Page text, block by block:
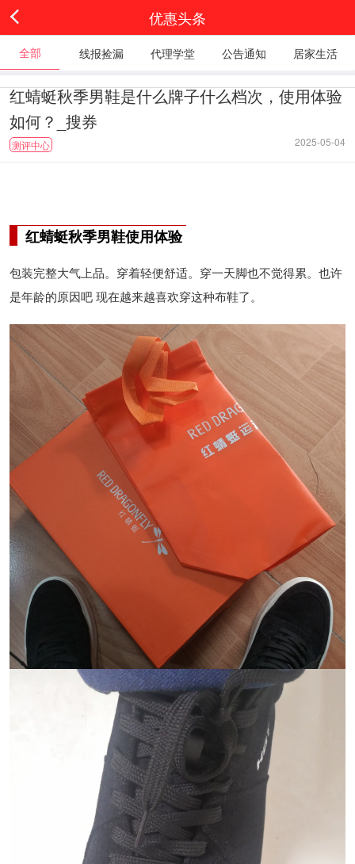
优惠头条
全部 线报捡漏 代理学堂 公告通知 居家生活
红蜻蜓秋季男鞋是什么牌子什么档次，使用体验
如何？_搜券
测评中心 2025-05-04
红蜻蜓秋季男鞋使用体验
包装完整大气上品。穿着轻便舒适。穿一天脚也不觉得累。也许
是年龄的原因吧 现在越来越喜欢穿这种布鞋了。